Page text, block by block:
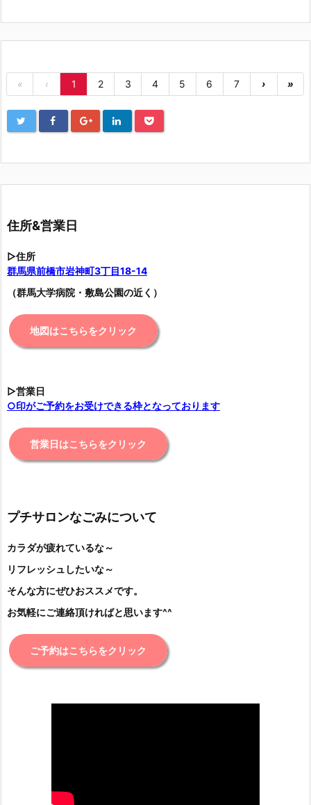
« ‹ 1 2 3 4 5 6 7 › »
住所&営業日
▷住所
群馬県前橋市岩神町3丁目18-14
（群馬大学病院・敷島公園の近く）
地図はこちらをクリック
▷営業日
○印がご予約をお受けできる枠となっております
営業日はこちらをクリック
プチサロンなごみについて
カラダが疲れているな～
リフレッシュしたいな～
そんな方にぜひおススメです。
お気軽にご連絡頂ければと思います^^
ご予約はこちらをクリック